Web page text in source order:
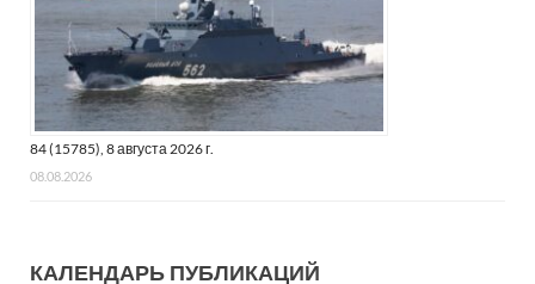
84 (15785), 8 августа 2026 г.
08.08.2026
КАЛЕНДАРЬ ПУБЛИКАЦИЙ